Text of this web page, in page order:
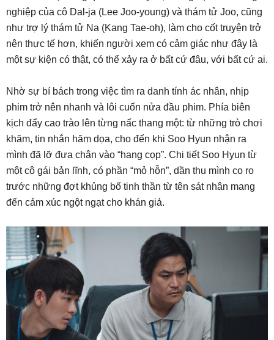
nghiệp của cô Dal-ja (Lee Joo-young) và thám tử Joo, cũng
như trợ lý thám tử Na (Kang Tae-oh), làm cho cốt truyện trở
nên thực tế hơn, khiến người xem có cảm giác như đây là
một sự kiện có thật, có thể xảy ra ở bất cứ đâu, với bất cứ ai.
Nhờ sự bí bách trong việc tìm ra danh tính ác nhân, nhịp
phim trở nên nhanh và lôi cuốn nửa đầu phim. Phía biên
kịch đẩy cao trào lên từng nấc thang một: từ những trò chơi
khăm, tin nhắn hăm dọa, cho đến khi Soo Hyun nhận ra
mình đã lỡ đưa chân vào “hang cọp”. Chi tiết Soo Hyun từ
một cô gái bản lĩnh, có phần “mỏ hỗn”, dần thu mình co ro
trước những đợt khủng bố tinh thần từ tên sát nhân mang
đến cảm xúc ngột ngạt cho khán giả.